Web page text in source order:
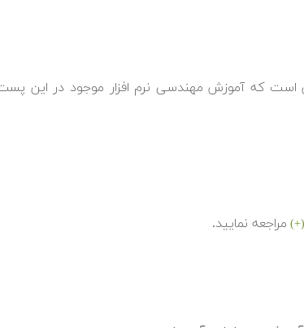
است که آموزش مهندسی نرم افزار موجود در این
مراجعه نمایید.